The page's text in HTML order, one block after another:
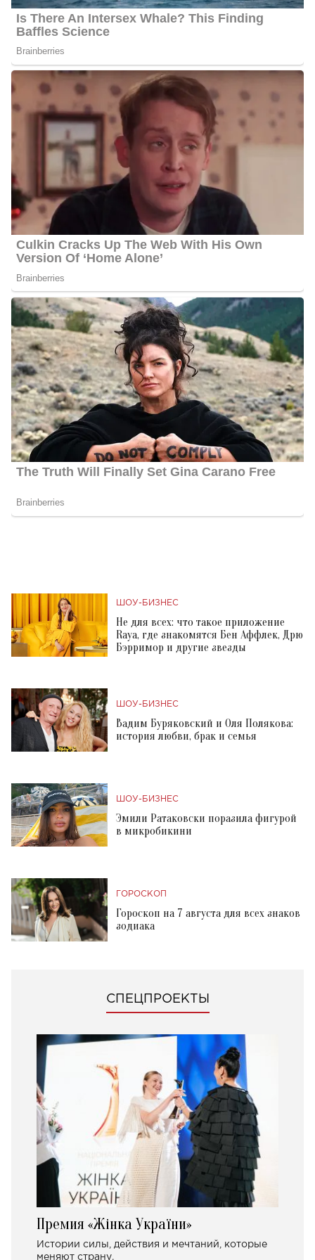
ШОУ-БИЗНЕС
Не для всех: что такое приложение
Raya, где знакомятся Бен Аффлек, Дрю
Бэрримор и другие звезды
ШОУ-БИЗНЕС
Вадим Буряковский и Оля Полякова:
история любви, брак и семья
ШОУ-БИЗНЕС
Эмили Ратаковски поразила фигурой
в микробикини
ГОРОСКОП
Гороскоп на 7 августа для всех знаков
зодиака
СПЕЦПРОЕКТЫ
Премия «Жінка України»
Истории силы, действия и мечтаний, которые
меняют страну.